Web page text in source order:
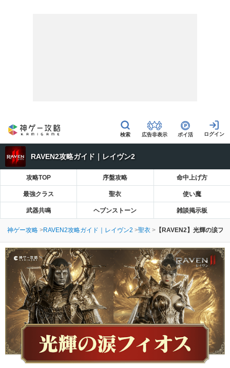
広告非表示 ポイ活
RAVEN2攻略ガイド｜レイヴン2
攻略TOP 序盤攻略 命中上げ方
最強クラス 聖衣 使い魔
武器共鳴 ヘブンストーン 雑談掲示板
神ゲー攻略 RAVEN2攻略ガイド｜レイヴン2 聖衣 【RAVEN2】光輝の涙フ